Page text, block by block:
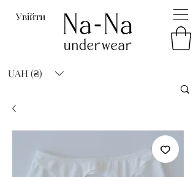
Увійти
UAH (₴)